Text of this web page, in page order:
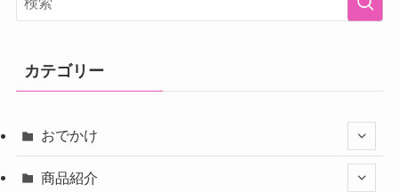
カテゴリー
おでかけ
商品紹介